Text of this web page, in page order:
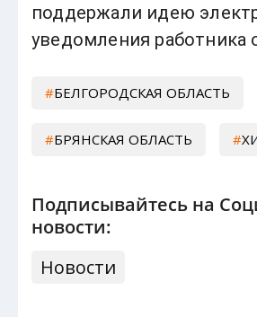
поддержали идею
уведомления работника
БЕЛГОРОДСКАЯ ОБЛАСТЬ
БРЯНСКАЯ ОБЛАСТЬ
Подписывайтесь на
новости:
Новости